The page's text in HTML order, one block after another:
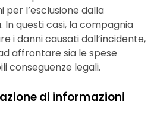
per l’esclusione dalla
questi casi, la compagnia
i danni causati dall’incidente,
affrontare sia le spese
conseguenze legali.
di informazioni